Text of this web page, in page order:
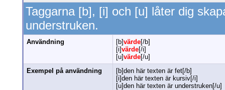
Taggarna [b], [i] och [u] låter dig
understruken.
Användning [b]värde[/b]
[i]värde[/i]
[u]värde[/u]
Exempel på användning
[b]den här texten är fet[/b]
[i]den här texten är kursiv[/i]
[u]den här texten är understruken[/u]